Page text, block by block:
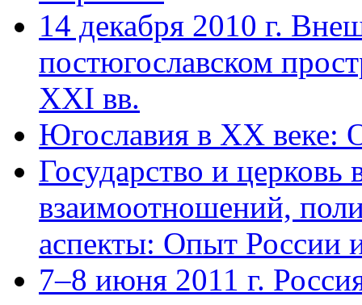
14 декабря 2010 г.
постюгославском
XXI вв.
Югославия в XX веке:
Государство и
взаимоотношений,
аспекты: Опыт России
7–8 июня 2011 г.